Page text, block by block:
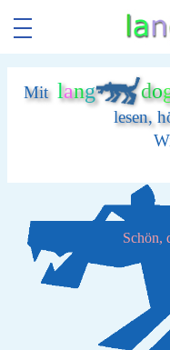
Mit lang do
lesen,
Schön,